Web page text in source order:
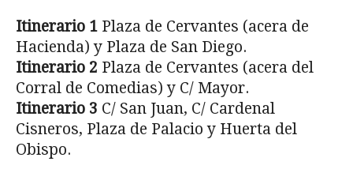
Itinerario 1 Plaza de Cervantes (acera de
Hacienda) y Plaza de San Diego.
Itinerario 2 Plaza de Cervantes (acera del
Corral de Comedias) y C/ Mayor.
Itinerario 3 C/ San Juan, C/ Cardenal
Cisneros, Plaza de Palacio y Huerta del
Obispo.